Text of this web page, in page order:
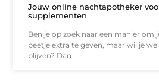
Jouw online nachtapotheker
supplementen
Ben je op zoek naar een manier om
beetje extra te geven, maar wil je
blijven? Dan